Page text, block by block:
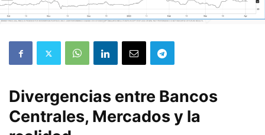
Divergencias entre Bancos
Centrales, Mercados y la